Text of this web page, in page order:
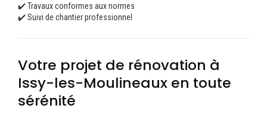
✔️ Travaux conformes aux normes
✔️ Suivi de chantier professionnel
Votre projet de rénovation à
Issy-les-Moulineaux en toute
sérénité